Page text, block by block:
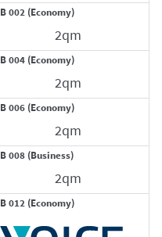
B 002 (Economy)
2qm
B 004 (Economy)
2qm
B 006 (Economy)
2qm
B 008 (Business)
2qm
B 012 (Economy)